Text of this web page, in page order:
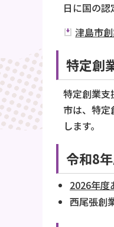
日に国の認
津島市
特定創
特定創業支
市は、特
します。
令和8
2026年度
西尾張創